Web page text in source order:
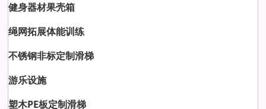
健身器材果壳箱
绳网拓展体能训练
不锈钢非标定制滑梯
游乐设施
塑木PE板定制滑梯